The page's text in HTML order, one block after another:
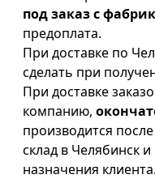
под заказ с
предоплата.
При доставке по
сделать при
При доставке
компанию,
производится
склад в Челябинск
назначения клиента.